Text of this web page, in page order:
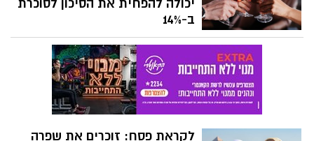
יכולה להפחית את הסיכון לסוכרת
ב-14%
במחקר שהתפרסם בספרד נמצא כי יין משפר
את תגובת הגוף לאינסולין, פרופ' חוליו
ויינשטיין: "מחקר זה מצטרף למחקר שנעשה
ביחידה לניהול הסוכרת בוולפסון בו נמצא כי
שתיית משקאות אלכוהיילים במידה הברורה,
של 3-4 כוסות בשבוע, עשויה למנוע את
לקראת פסח: זוכרים את שפרה